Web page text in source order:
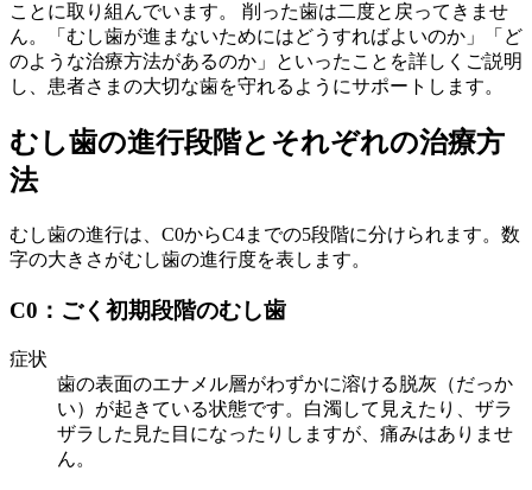
ことに取り組んでいます。 削った歯は二度と戻ってきませ
ん。「むし歯が進まないためにはどうすればよいのか」「ど
のような治療方法があるのか」といったことを詳しくご説明
し、患者さまの大切な歯を守れるようにサポートします。
むし歯の進行段階とそれぞれの治療方
法
むし歯の進行は、C0からC4までの5段階に分けられます。数
字の大きさがむし歯の進行度を表します。
C0：ごく初期段階のむし歯
症状
歯の表面のエナメル層がわずかに溶ける脱灰（だっか
い）が起きている状態です。白濁して見えたり、ザラ
ザラした見た目になったりしますが、痛みはありませ
ん。